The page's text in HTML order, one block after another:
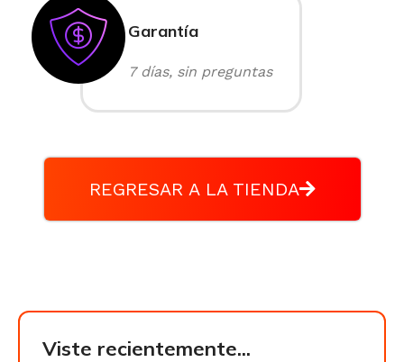
Garantía
7 días, sin preguntas
REGRESAR A LA TIENDA
Viste recientemente...